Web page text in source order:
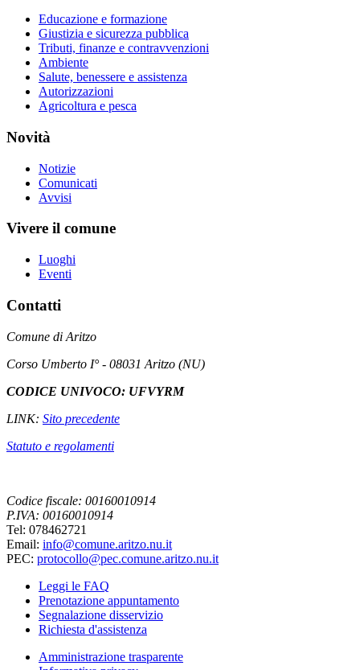
Educazione e formazione
Giustizia e sicurezza pubblica
Tributi, finanze e contravvenzioni
Ambiente
Salute, benessere e assistenza
Autorizzazioni
Agricoltura e pesca
Novità
Notizie
Comunicati
Avvisi
Vivere il comune
Luoghi
Eventi
Contatti
Comune di Aritzo
Corso Umberto I° - 08031 Aritzo (NU)
CODICE UNIVOCO: UFVYRM
LINK: Sito precedente
Statuto e regolamenti
Codice fiscale: 00160010914
P.IVA: 00160010914
Tel: 078462721
Email: info@comune.aritzo.nu.it
PEC: protocollo@pec.comune.aritzo.nu.it
Leggi le FAQ
Prenotazione appuntamento
Segnalazione disservizio
Richiesta d'assistenza
Amministrazione trasparente